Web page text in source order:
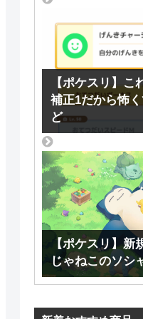
【ポケスリ】こ
補正1だから怖
ど
【ポケスリ】
じゃねこのソシ